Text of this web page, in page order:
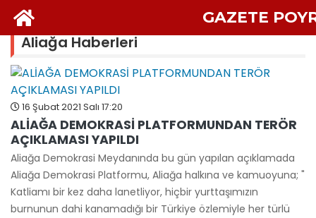
GAZETE
Aliağa Haberleri
16 Şubat 2021 Salı 17:20
ALİAĞA DEMOKRASİ PLATFORMUNDAN TERÖR
AÇIKLAMASI YAPILDI
Aliağa Demokrasi Meydanında bu gün yapılan açıklamada
Aliağa Demokrasi Platformu, Aliağa halkına ve kamuoyuna; "
Katliamı bir kez daha lanetliyor, hiçbir yurttaşımızın
burnunun dahi kanamadığı bir Türkiye özlemiyle her türlü